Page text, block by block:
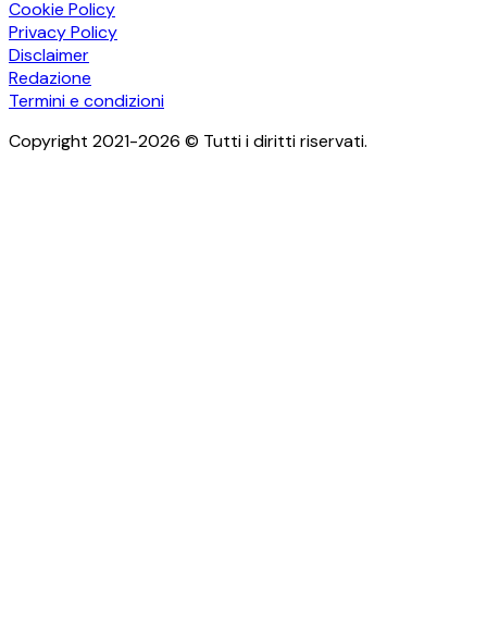
Cookie Policy
Privacy Policy
Disclaimer
Redazione
Termini e condizioni
Copyright 2021-2026 © Tutti i diritti riservati.